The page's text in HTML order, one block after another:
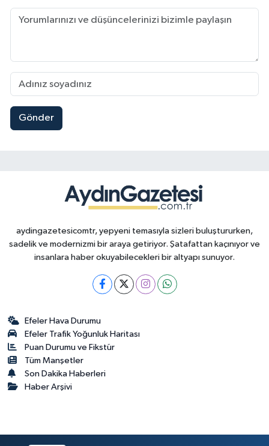
Gönder
aydingazetesicomtr, yepyeni temasıyla sizleri buluştururken,
sadelik ve modernizmi bir araya getiriyor. Şatafattan kaçınıyor ve
insanlara haber okuyabilecekleri bir altyapı sunuyor.
Efeler Hava Durumu
Efeler Trafik Yoğunluk Haritası
Puan Durumu ve Fikstür
Tüm Manşetler
Son Dakika Haberleri
Haber Arşivi